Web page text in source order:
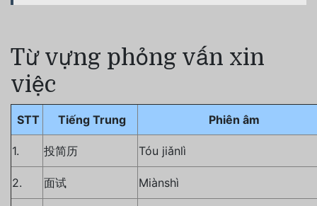
Từ vựng phỏng vấn xin
việc
STT Tiếng Trung Phiên âm
1. 投简历 Tóu jiǎnlì
2. 面试 Miànshì